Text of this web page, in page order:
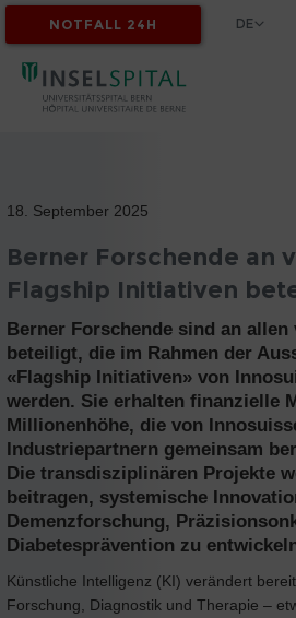
MYINSEL
NOTFALL 24H DE
18. September 2025
Berner Forschende an
Flagship Initiativen
Berner Forschende sind an
beteiligt, die im Rahmen der
«Flagship Initiativen» von
werden. Sie erhalten finanzielle
Millionenhöhe, die von
Industriepartnern gemeinsam
Die transdisziplinären Projekte
beitragen, systemische
Demenzforschung,
Diabetesprävention zu
Künstliche Intelligenz (KI) verändert
Forschung, Diagnostik und Therapie –